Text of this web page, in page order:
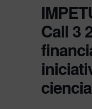
Call 3